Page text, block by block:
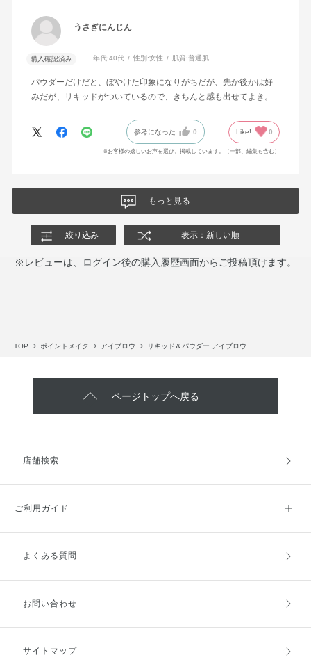
うさぎにんじん
購入確認済み 年代:40代 性別:女性 肌質:普通肌
パウダーだけだと、ぼやけた印象になりがちだが、先か後かは好
みだが、リキッドがついているので、きちんと感も出せてよき。
参考になった 0 Like! 0
※お客様の嬉しいお声を選び、掲載しています。（一部、編集も含む）
もっと見る
絞り込み 表示：新しい順
※レビューは、ログイン後の購入履歴画面からご投稿頂けます。
TOP ポイントメイク アイブロウ リキッド＆パウダー アイブロウ
ページトップへ戻る
店舗検索
ご利用ガイド
ご利用ガイドトップ
お支払方法
キャンセル・返品・交換
よくある質問
お問い合わせ
サイトマップ